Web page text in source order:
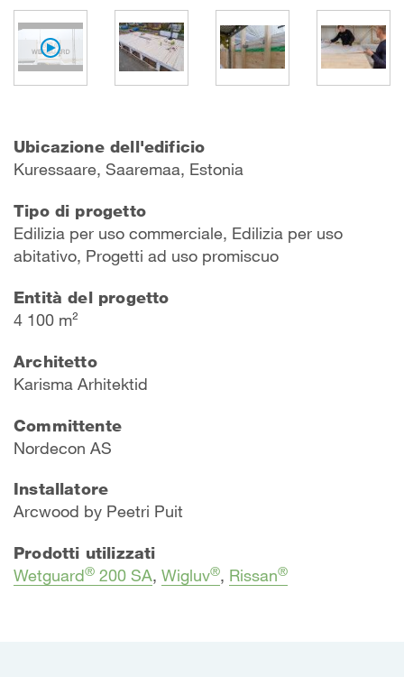
Ubicazione dell'edificio
Kuressaare, Saaremaa, Estonia
Tipo di progetto
Edilizia per uso commerciale, Edilizia per uso
abitativo, Progetti ad uso promiscuo
Entità del progetto
4 100 m²
Architetto
Karisma Arhitektid
Committente
Nordecon AS
Installatore
Arcwood by Peetri Puit
Prodotti utilizzati
Wetguard® 200 SA, Wigluv®, Rissan®